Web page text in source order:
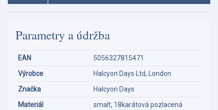
Parametry a údržba
EAN
5056327815471
Výrobce
Halcyon Days Ltd, London
Značka
Halcyon Days
Materiál
smalt, 18karátová pozlacená